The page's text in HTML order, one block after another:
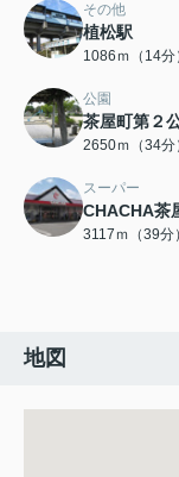
その他
植松駅
1086ｍ（14分
公園
茶屋町第２
2650ｍ（34分
スーパー
CHACHA茶
3117ｍ（39分）
地図